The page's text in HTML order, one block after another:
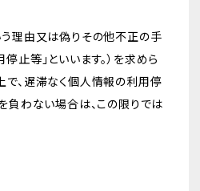
う理由又は偽りその他不正の手
等」といいます。）を求めら
で、遅滞なく個人情報の利用停
負わない場合は、この限りでは